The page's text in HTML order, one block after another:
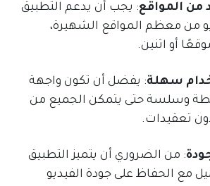
من المواقع: يجب أن يدعم التطبيق
من معظم المواقع الشهيرة،
أو اثنين.
سهلة: يفضل أن تكون واجهة
وسلسة حتى يتمكن الجميع من
تعقيدات.
: من الضروري أن يتميز التطبيق
مع الحفاظ على جودة الفيديو